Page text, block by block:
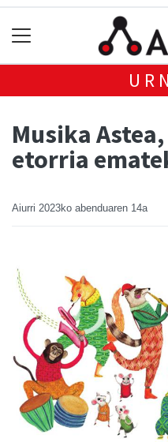
Musika
etorria
Aiurri 2023ko abenduaren 14a